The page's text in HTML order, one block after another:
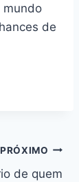
mundo
de
PRÓXIMO
de quem